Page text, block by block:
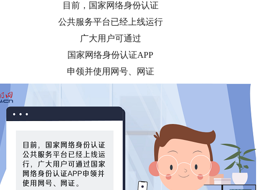
目前，国家网络身份认证
公共服务平台已经上线运行
广大用户可通过
国家网络身份认证APP
申领并使用网号、网证